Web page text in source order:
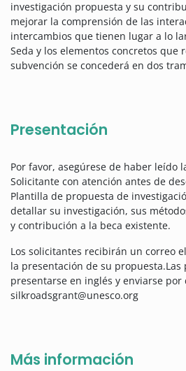
investigación propuesta y su
mejorar la comprensión de las
intercambios que tienen lugar a lo
Seda y los elementos concretos que
subvención se concederá en dos
Presentación
Por favor, asegúrese de haber leído
Solicitante con atención antes de
Plantilla de propuesta de
detallar su investigación, sus
y contribución a la beca existente.
Los solicitantes recibirán un correo
la presentación de su
presentarse en inglés y enviarse por
silkroadsgrant@unesco.org
Más información